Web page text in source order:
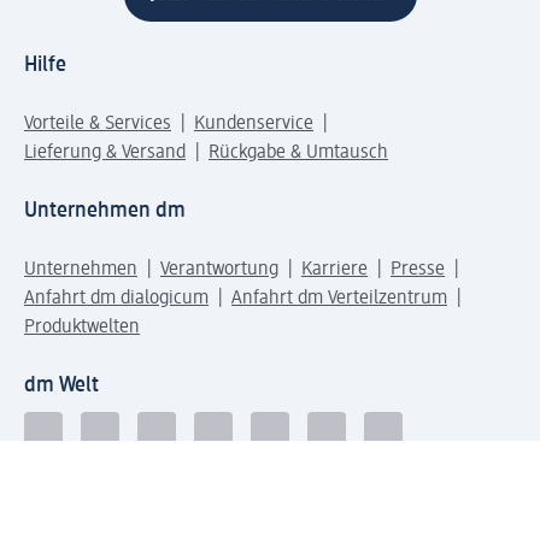
Hilfe
Vorteile & Services
Kundenservice
Lieferung & Versand
Rückgabe & Umtausch
Unternehmen dm
Unternehmen Verantwortung Karriere
Presse
Anfahrt dm dialogicum
Anfahrt dm Verteilzentrum
Produktwelten
dm Welt